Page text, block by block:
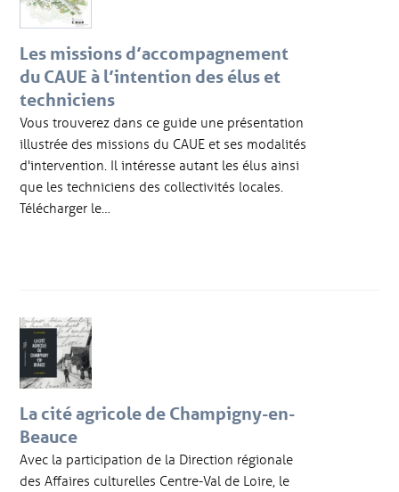
Les missions d’accompagnement
du CAUE à l’intention des élus et
techniciens
Vous trouverez dans ce guide une présentation
illustrée des missions du CAUE et ses modalités
d'intervention. Il intéresse autant les élus ainsi
que les techniciens des collectivités locales.
Télécharger le…
La cité agricole de Champigny-en-
Beauce
Avec la participation de la Direction régionale
des Affaires culturelles Centre-Val de Loire, le